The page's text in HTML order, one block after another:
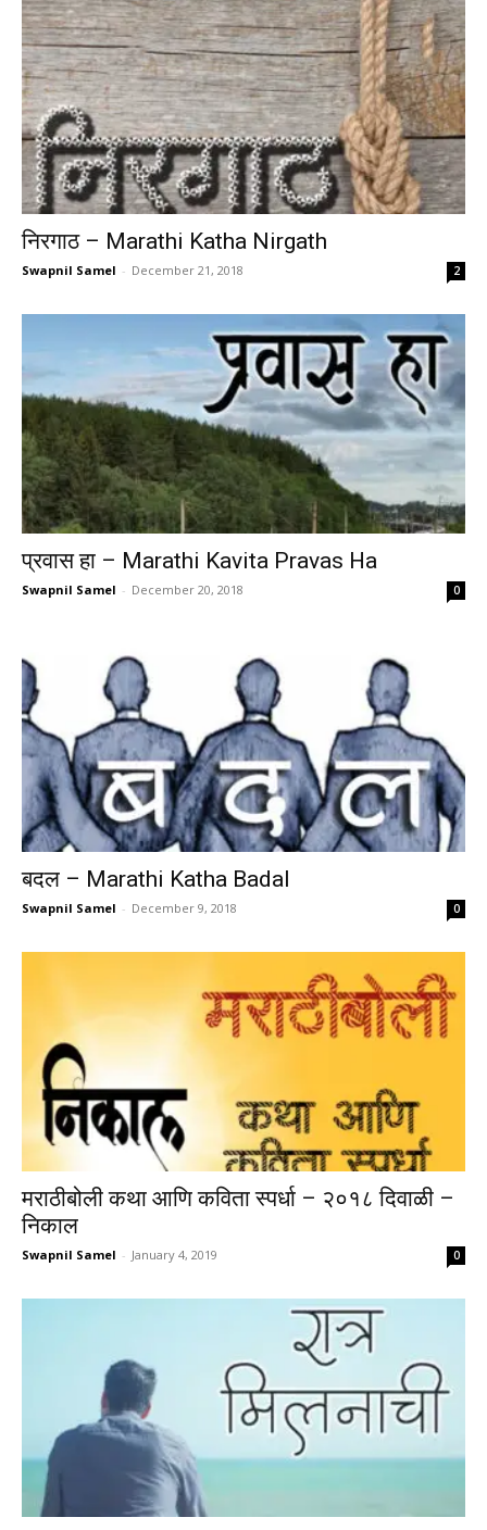
निरगाठ – Marathi Katha Nirgath
Swapnil Samel - December 21, 2018 2
प्रवास हा – Marathi Kavita Pravas Ha
Swapnil Samel - December 20, 2018 0
बदल – Marathi Katha Badal
Swapnil Samel - December 9, 2018 0
मराठीबोली कथा आणि कविता स्पर्धा – २०१८ दिवाळी –
निकाल
Swapnil Samel - January 4, 2019 0